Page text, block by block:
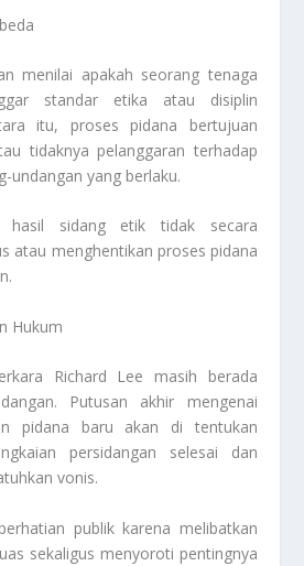
menilai apakah seorang tenaga
standar etika atau disiplin
itu, proses pidana bertujuan
tidaknya pelanggaran terhadap
undangan yang berlaku.
hasil sidang etik tidak secara
atau menghentikan proses pidana
Hukum
Richard Lee masih berada
Putusan akhir mengenai
pidana baru akan di tentukan
persidangan selesai dan
vonis.
publik karena melibatkan
sekaligus menyoroti pentingnya